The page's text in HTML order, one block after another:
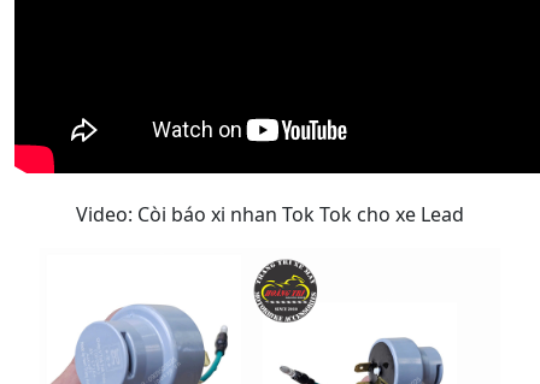
Video: Còi báo xi nhan Tok Tok cho xe Lead